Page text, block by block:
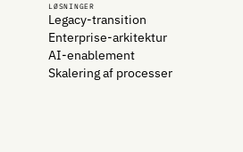
LØSNINGER
Legacy-transition
Enterprise-arkitektur
AI-enablement
Skalering af processer